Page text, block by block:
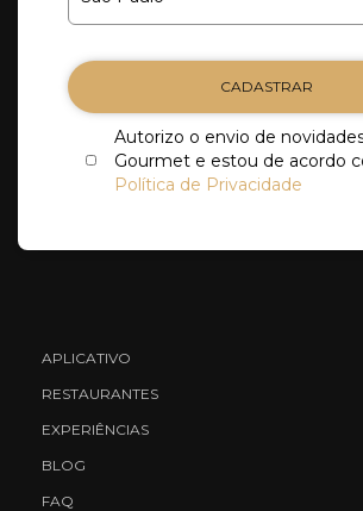
CADASTRAR
Autorizo o envio de
Gourmet e estou de acordo
Política de Privacidade
APLICATIVO
RESTAURANTES
EXPERIÊNCIAS
BLOG
FAQ